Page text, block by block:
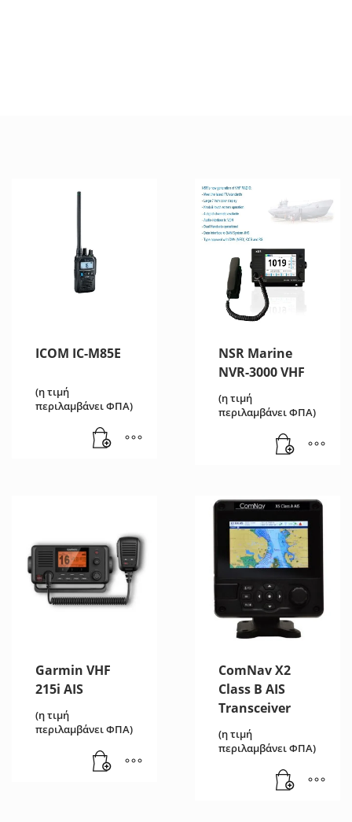
ICOM IC-M85E
(η τιμή
περιλαμβάνει ΦΠΑ)
NSR Marine
NVR-3000 VHF
(η τιμή
περιλαμβάνει ΦΠΑ)
Garmin VHF
215i AIS
(η τιμή
περιλαμβάνει ΦΠΑ)
ComNav X2
Class B AIS
Transceiver
(η τιμή
περιλαμβάνει ΦΠΑ)